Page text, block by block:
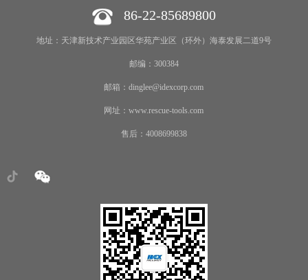
86-22-85689800
地址：天津新技术产业园区华苑产业区（环外）海泰发展二道9号
邮编：300384
邮箱：dinglee@idexcorp.com
网址：www.rescue-tools.com
售后：4008699838